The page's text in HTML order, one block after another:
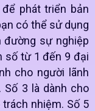
phát triển bản
có thể sử dụng
đường sự nghiệp
số từ 1 đến 9 đại
cho người lãnh
Số 3 là dành cho
nhiệm. Số 5